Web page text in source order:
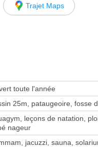
Trajet Maps
toute l'année
25m, pataugeoire, fosse
leçons de natation,
nageur
jacuzzi, sauna,